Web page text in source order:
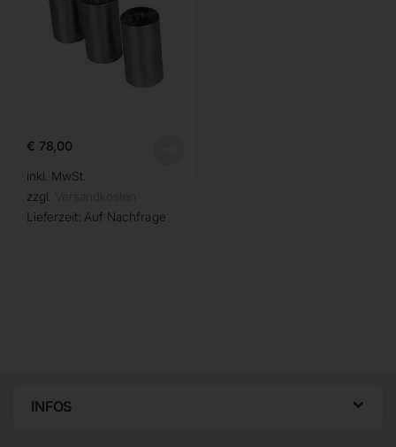
€ 78,00
inkl. MwSt.
zzgl. Versandkosten
Lieferzeit: Auf Nachfrage
INFOS